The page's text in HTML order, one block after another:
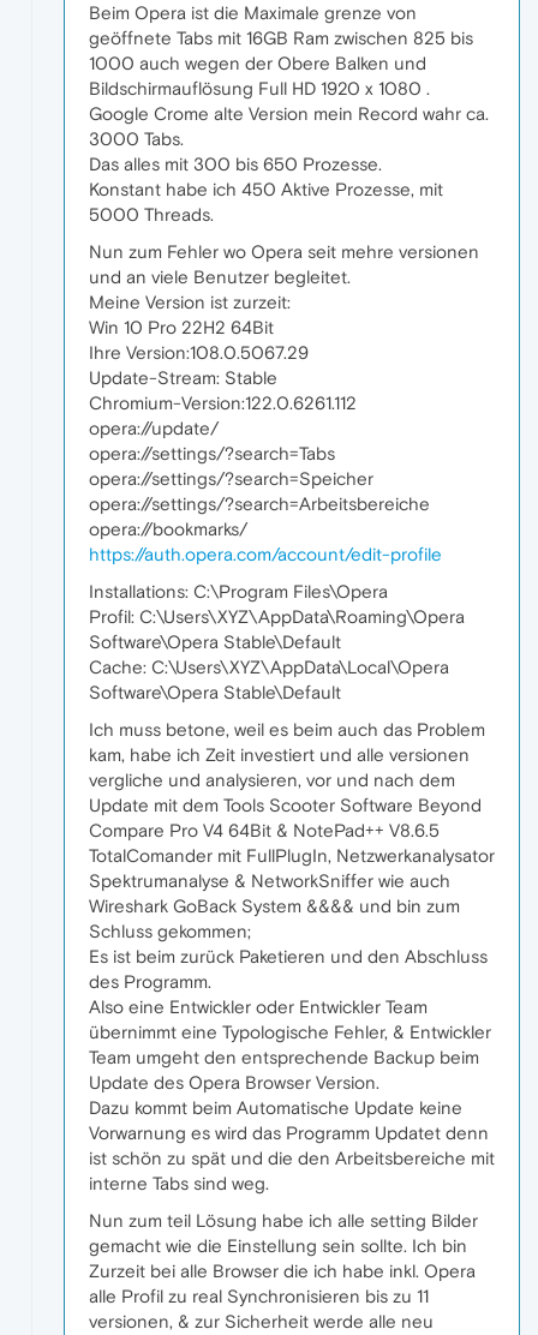
Beim Opera ist die Maximale grenze von
geöffnete Tabs mit 16GB Ram zwischen 825 bis
1000 auch wegen der Obere Balken und
Bildschirmauflösung Full HD 1920 x 1080 .
Google Crome alte Version mein Record wahr ca.
3000 Tabs.
Das alles mit 300 bis 650 Prozesse.
Konstant habe ich 450 Aktive Prozesse, mit
5000 Threads.
Nun zum Fehler wo Opera seit mehre versionen
und an viele Benutzer begleitet.
Meine Version ist zurzeit:
Win 10 Pro 22H2 64Bit
Ihre Version:108.0.5067.29
Update-Stream: Stable
Chromium-Version:122.0.6261.112
opera://update/
opera://settings/?search=Tabs
opera://settings/?search=Speicher
opera://settings/?search=Arbeitsbereiche
opera://bookmarks/
https://auth.opera.com/account/edit-profile
Installations: C:\Program Files\Opera
Profil: C:\Users\XYZ\AppData\Roaming\Opera
Software\Opera Stable\Default
Cache: C:\Users\XYZ\AppData\Local\Opera
Software\Opera Stable\Default
Ich muss betone, weil es beim auch das Problem
kam, habe ich Zeit investiert und alle versionen
vergliche und analysieren, vor und nach dem
Update mit dem Tools Scooter Software Beyond
Compare Pro V4 64Bit & NotePad++ V8.6.5
TotalComander mit FullPlugIn, Netzwerkanalysator
Spektrumanalyse & NetworkSniffer wie auch
Wireshark GoBack System &&&& und bin zum
Schluss gekommen;
Es ist beim zurück Paketieren und den Abschluss
des Programm.
Also eine Entwickler oder Entwickler Team
übernimmt eine Typologische Fehler, & Entwickler
Team umgeht den entsprechende Backup beim
Update des Opera Browser Version.
Dazu kommt beim Automatische Update keine
Vorwarnung es wird das Programm Updatet denn
ist schön zu spät und die den Arbeitsbereiche mit
interne Tabs sind weg.
Nun zum teil Lösung habe ich alle setting Bilder
gemacht wie die Einstellung sein sollte. Ich bin
Zurzeit bei alle Browser die ich habe inkl. Opera
alle Profil zu real Synchronisieren bis zu 11
versionen, & zur Sicherheit werde alle neu